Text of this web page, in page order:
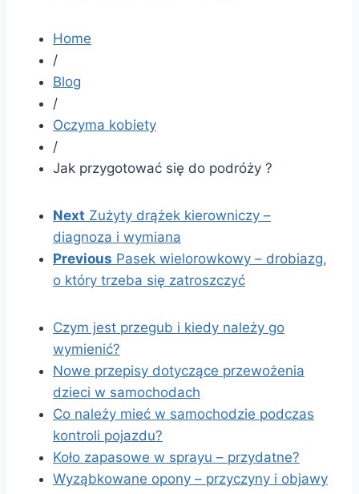
Home
/
Blog
/
Oczyma kobiety
/
Jak przygotować się do podróży ?
Next Zużyty drążek kierowniczy –
diagnoza i wymiana
Previous Pasek wielorowkowy – drobiazg,
o który trzeba się zatroszczyć
Czym jest przegub i kiedy należy go
wymienić?
Nowe przepisy dotyczące przewożenia
dzieci w samochodach
Co należy mieć w samochodzie podczas
kontroli pojazdu?
Koło zapasowe w sprayu – przydatne?
Wyząbkowane opony – przyczyny i objawy